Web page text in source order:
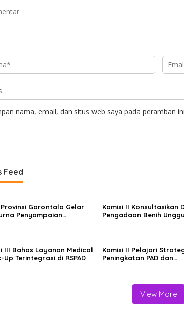
nama, email, dan situs web saya pada peramban
Feed
Provinsi Gorontalo Gelar
Penyampaian
Komisi II Konsultasikan
Pengadaan Benih
III Bahas Layanan Medical
Up Terintegrasi di RSPAD
Komisi II Pelajari
Peningkatan PAD dan
View More